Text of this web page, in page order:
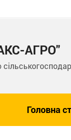
АГРО"
Головна